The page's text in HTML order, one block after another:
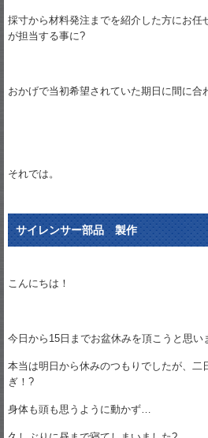
採寸から材料発注までを紹介した方にお任
が担当する事に?
おかげで当初希望されていた期日に間に合
それでは。
サイレンサー部品 製作
こんにちは！
今日から15日までお盆休みを頂こうと思い
本当は明日から休みのつもりでしたが、二
ぎ！?
身体も頭も思うように動かず…